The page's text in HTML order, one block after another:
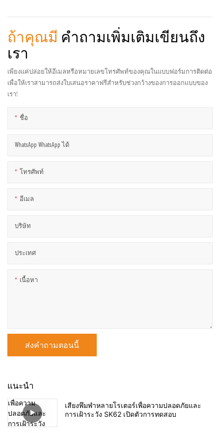
ถ้าคุณมี คำถามเพิ่มเติมเขียนถึง
เรา
เพียงแค่ปล่อยให้อีเมลหรือหมายเลขโทรศัพท์ของคุณในแบบฟอร์มการติดต่อ
เพื่อให้เราสามารถส่งใบเสนอราคาฟรีสำหรับช่วงกว้างของการออกแบบของ
เรา!
ชื่อ
WhatsApp WhatsApp ได้
โทรศัพท์
อีเมล
บริษัท
ประเทศ
เนื้อหา
ส่งคำถามตอนนี้
แนะนำ
เสียงพึมพำหลายโรเตอร์เพื่อความปลอดภัยและ
การเฝ้าระวัง SK62 เปิดตัวการทดสอบ